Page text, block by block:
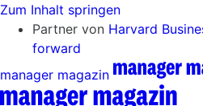
Zum Inhalt springen
Partner von Harvard
forward
manager magazin